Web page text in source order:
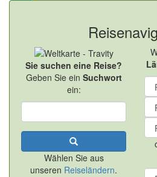
Sie suchen eine Reise?
Geben Sie ein Suchwort
ein:
Wählen Sie aus
unseren Reiseländern.